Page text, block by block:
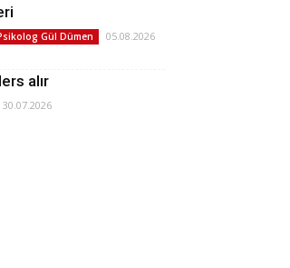
Gül Dümen 05.08.2026
alır
30.07.2026